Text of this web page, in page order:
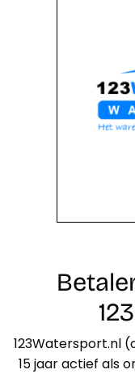
123Watersport.nl
15 jaar actief als